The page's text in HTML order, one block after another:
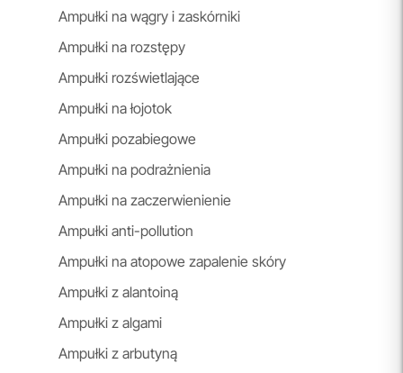
Ampułki na wągry i zaskórniki
Ampułki na rozstępy
Ampułki rozświetlające
Ampułki na łojotok
Ampułki pozabiegowe
Ampułki na podrażnienia
Ampułki na zaczerwienienie
Ampułki anti-pollution
Ampułki na atopowe zapalenie skóry
Ampułki z alantoiną
Ampułki z algami
Ampułki z arbutyną